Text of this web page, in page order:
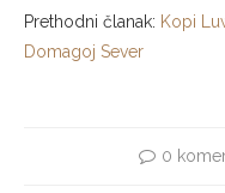
Prethodni članak: Kopi
Domagoj Sever
0